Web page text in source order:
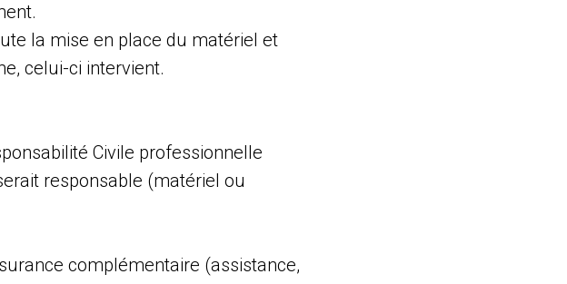
la mise en place du matériel et
celui-ci intervient.
Civile professionnelle
responsable (matériel ou
complémentaire (assistance,